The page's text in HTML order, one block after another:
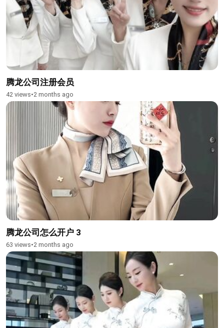
腾龙公司注册会员
42 views•2 months ago
腾龙公司怎么开户 3
63 views•2 months ago